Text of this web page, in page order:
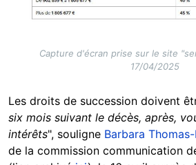
Capture d'écran prise sur le site
17/04/2025
Les droits de succession doivent
six mois suivant le décès, après,
intérêts", souligne Barbara
de la commission communication